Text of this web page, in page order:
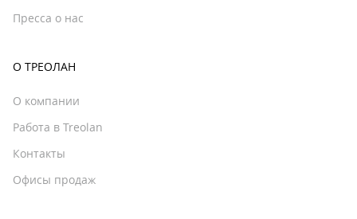
Пресса о нас
О ТРЕОЛАН
О компании
Работа в Treolan
Контакты
Офисы продаж